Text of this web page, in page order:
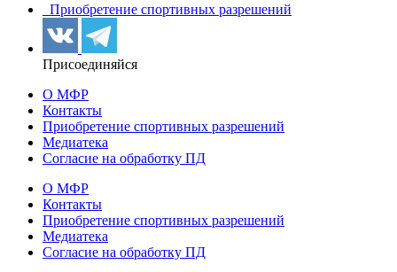
Приобретение спортивных разрешений
Присоединяйся
О МФР
Контакты
Приобретение спортивных разрешений
Медиатека
Согласие на обработку ПД
О МФР
Контакты
Приобретение спортивных разрешений
Медиатека
Согласие на обработку ПД